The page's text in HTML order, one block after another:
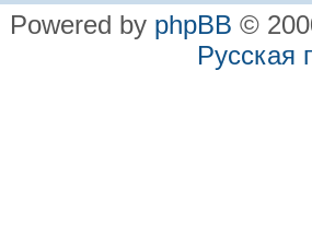
Powered by phpBB ©
Русская